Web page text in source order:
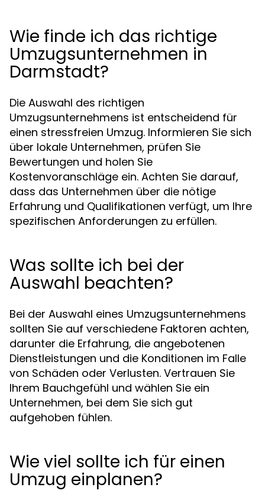
Wie finde ich das richtige
Umzugsunternehmen in
Darmstadt?
Die Auswahl des richtigen
Umzugsunternehmens ist entscheidend für
einen stressfreien Umzug. Informieren Sie sich
über lokale Unternehmen, prüfen Sie
Bewertungen und holen Sie
Kostenvoranschläge ein. Achten Sie darauf,
dass das Unternehmen über die nötige
Erfahrung und Qualifikationen verfügt, um Ihre
spezifischen Anforderungen zu erfüllen.
Was sollte ich bei der
Auswahl beachten?
Bei der Auswahl eines Umzugsunternehmens
sollten Sie auf verschiedene Faktoren achten,
darunter die Erfahrung, die angebotenen
Dienstleistungen und die Konditionen im Falle
von Schäden oder Verlusten. Vertrauen Sie
Ihrem Bauchgefühl und wählen Sie ein
Unternehmen, bei dem Sie sich gut
aufgehoben fühlen.
Wie viel sollte ich für einen
Umzug einplanen?